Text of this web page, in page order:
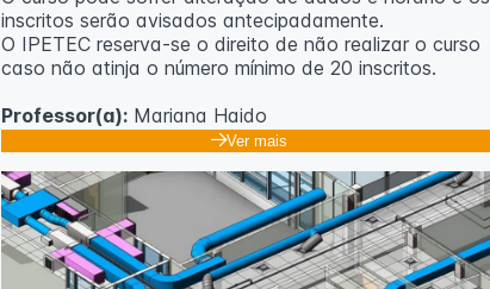
inscritos serão avisados ​​antecipadamente.
O IPETEC reserva-se o direito de não realizar o curso
caso não atinja o número mínimo de 20 inscritos.
Professor(a):Mariana Haido
Ver mais